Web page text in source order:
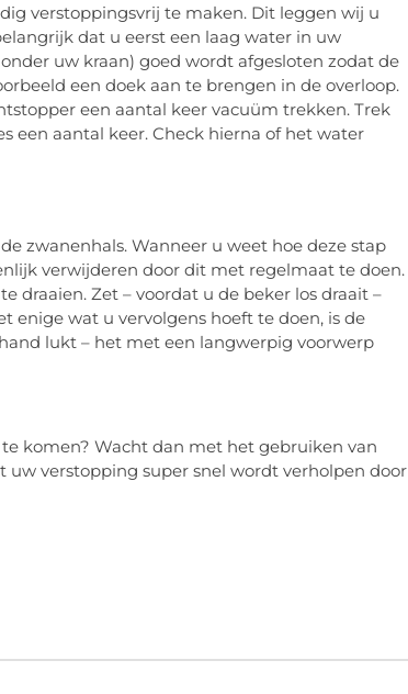
verstoppingsvrij te maken. Dit leggen wij u
dat u eerst een laag water in uw
uw kraan) goed wordt afgesloten zodat de
een doek aan te brengen in de overloop.
een aantal keer vacuüm trekken. Trek
een aantal keer. Check hierna of het water
zwanenhals. Wanneer u weet hoe deze stap
verwijderen door dit met regelmaat te doen.
draaien. Zet – voordat u de beker los draait –
enige wat u vervolgens hoeft te doen, is de
lukt – het met een langwerpig voorwerp
komen? Wacht dan met het gebruiken van
verstopping super snel wordt verholpen door